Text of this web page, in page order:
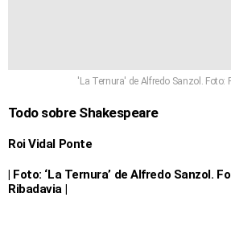
'La Ternura' de Alfredo Sanzol. Foto:
Todo sobre Shakespeare
Roi Vidal Ponte
| Foto: ‘La Ternura’ de Alfredo Sanzol.
Ribadavia |